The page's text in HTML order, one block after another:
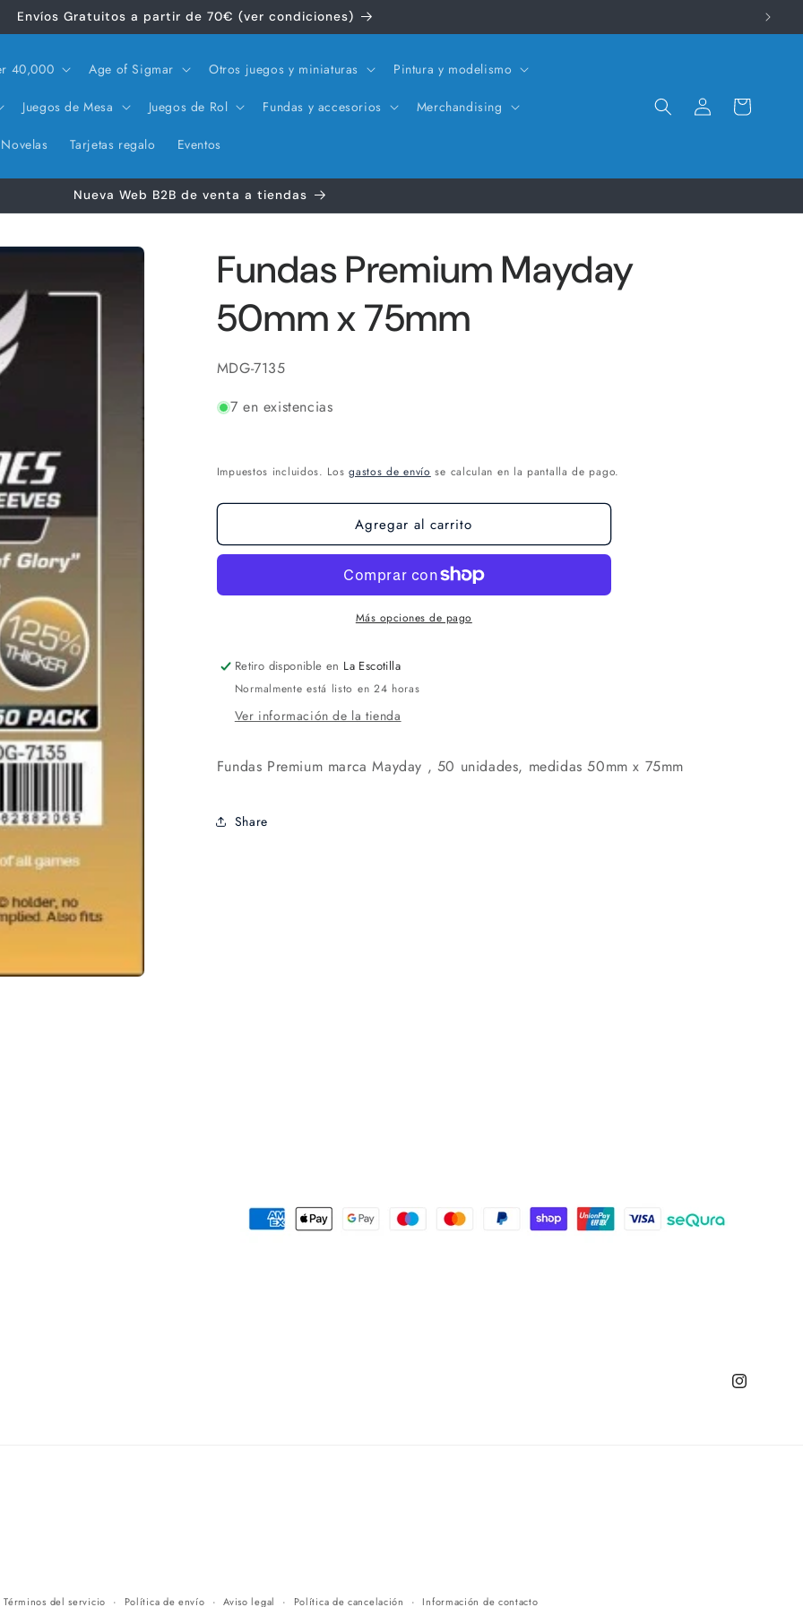
Envíos Gratuitos a partir de 70€ (ver condiciones)
40,000 Age of Sigmar Otros juegos y miniaturas Pintura y modelismo
Juegos de Mesa Juegos de Rol Fundas y accesorios Merchandising
Novelas Tarjetas regalo Eventos
Iniciar
sesión
Carrito
Nueva Web B2B de venta a tiendas
Fundas Premium Mayday
50mm x 75mm
SKU:
MDG-7135
7 en existencias
Impuestos incluidos. Losgastos de envío se calculan en la pantalla de pago.
Agregar al carrito
Más opciones de pago
Retiro disponible en La Escotilla
Normalmente está listo en 24 horas
Ver información de la tienda
Fundas Premium marca Mayday , 50 unidades, medidas 50mm x 75mm
Share
Instagram
Términos del servicio Política de envío Aviso legal Política de cancelación Información de contacto